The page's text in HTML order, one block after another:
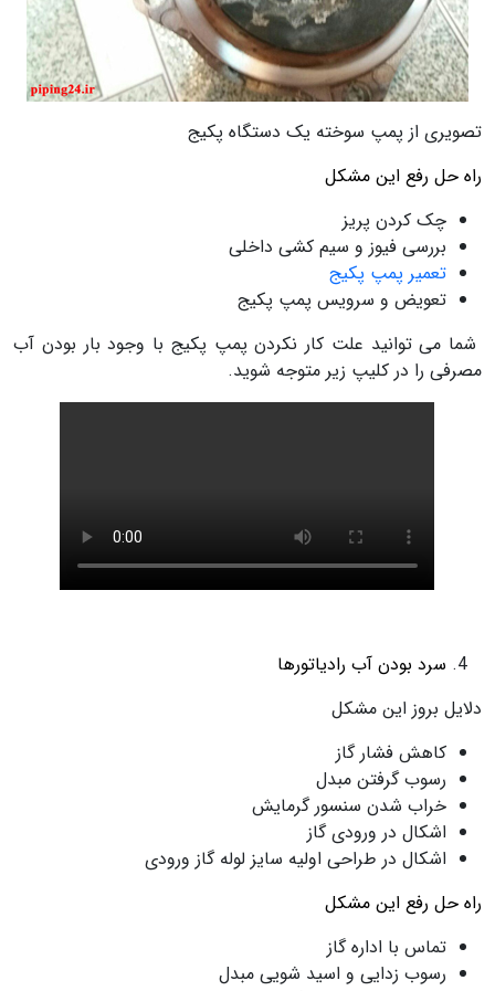
تصویری از پمپ سوخته یک دستگاه پکیج
راه حل رفع این مشکل
چک کردن پریز
بررسی فیوز و سیم کشی داخلی
تعمیر پمپ پکیج
تعویض و سرویس پمپ پکیج
شما می توانید علت کار نکردن پمپ پکیج با وجود بار بودن آب
مصرفی را در کلیپ زیر متوجه شوید.
سرد بودن آب رادیاتورها
دلایل بروز این مشکل
کاهش فشار گاز
رسوب گرفتن مبدل
خراب شدن سنسور گرمایش
اشکال در ورودی گاز
اشکال در طراحی اولیه سایز لوله گاز ورودی
راه حل رفع این مشکل
تماس با اداره گاز
رسوب زدایی و اسید شویی مبدل